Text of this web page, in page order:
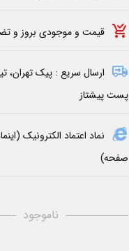
قیمت و موجودی بروز و
ارسال سریع : پیک تهران،
پست پیشتاز
نماد اعتماد الکترونیک
صفحه)
ناموجود